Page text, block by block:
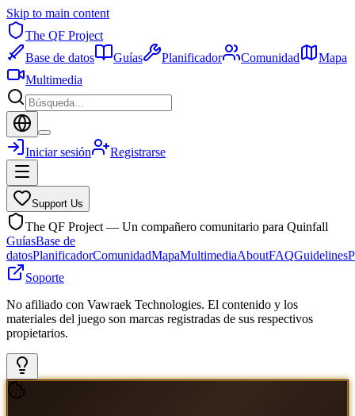
Skip to main content
The QF Project
Base de datos
Guías Planificador Comunidad
Mapa
Multimedia
Iniciar sesión Registrarse
Support Us
The QF Project — Un compañero comunitario para Quinfall
GuíasBase de
datosPlanificadorComunidadMapaMultimediaAboutFAQGuidelines
Soporte
No afiliado con Vawraek Technologies. El contenido y los
materiales del juego son marcas registradas de sus respectivos
propietarios.